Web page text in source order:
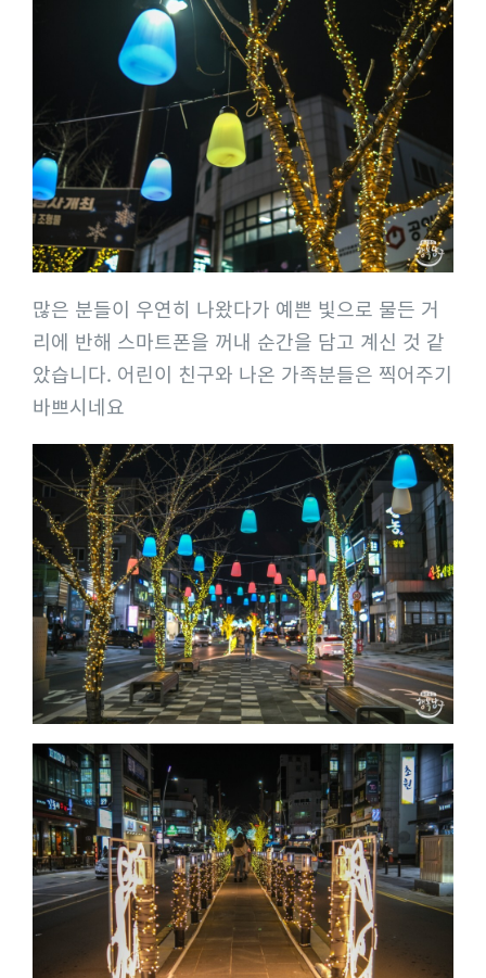
많은 분들이 우연히 나왔다가 예쁜 빛으로 물든 거
리에 반해 스마트폰을 꺼내 순간을 담고 계신 것 같
았습니다. 어린이 친구와 나온 가족분들은 찍어주기
바쁘시네요